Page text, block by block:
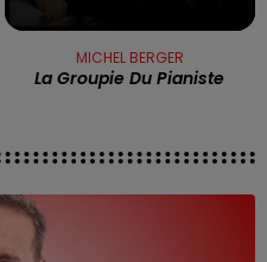
MICHEL BERGER
La Groupie Du Pianiste